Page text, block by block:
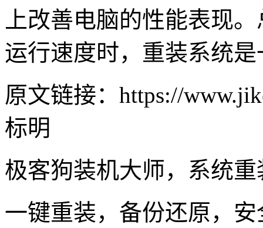
上改善电脑的性能表现
运行速度时，重装系统
原文链接：https://
标明
极客狗装机大师，系统
一键重装，备份还原，